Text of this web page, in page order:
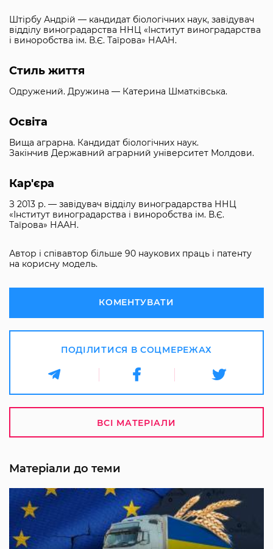
Штірбу Андрій — кандидат біологічних наук, завідувач
відділу виноградарства ННЦ «Інститут виноградарства
і виноробства ім. В.Є. Таїрова» НААН.
Стиль життя
Одружений. Дружина — Катерина Шматківська.
Освіта
Вища аграрна. Кандидат біологічних наук.
Закінчив Державний аграрний університет Молдови.
Кар'єра
З 2013 р. — завідувач відділу виноградарства ННЦ
«Інститут виноградарства і виноробства ім. В.Є.
Таїрова» НААН.
Автор і співавтор більше 90 наукових праць і патенту
на корисну модель.
КОМЕНТУВАТИ
ПОДІЛИТИСЯ В СОЦМЕРЕЖАХ
ВСІ МАТЕРІАЛИ
Матеріали до теми